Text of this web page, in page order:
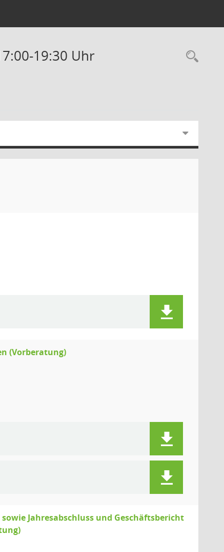
19:30 Uhr
(Vorberatung)
Jahresabschluss und Geschäftsbericht